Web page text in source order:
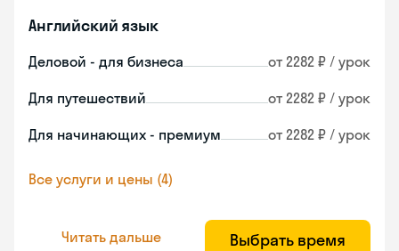
Английский язык
Деловой - для бизнеса от 2282 ₽ / урок
Для путешествий от 2282 ₽ / урок
Для начинающих - премиум от 2282 ₽ / урок
Все услуги и цены (4)
Читать дальше Выбрать время